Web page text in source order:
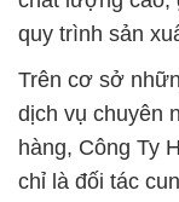
quy trình sản
Trên cơ sở
dịch vụ chuyên
hàng, Công Ty
chỉ là đối tác